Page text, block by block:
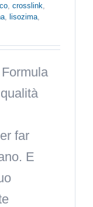
crosslink
lisozima
far
E